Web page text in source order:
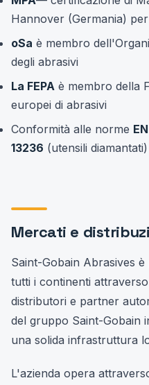
Hannover (Germania)
oSa è membro
degli abrasivi
La FEPA è membro della
europei di abrasivi
Conformità alle norme
13236 (utensili diamantati)
Mercati e
Saint-Gobain Abrasives è
tutti i continenti
distributori e partner
del gruppo Saint-Gobain
una solida infrastruttura
L'azienda opera